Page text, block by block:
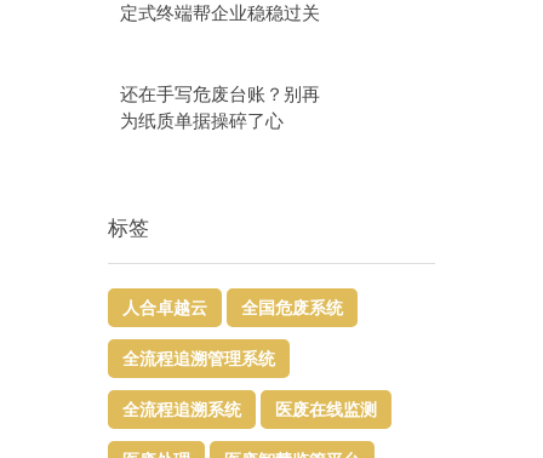
定式终端帮企业稳稳过关
还在手写危废台账？别再
为纸质单据操碎了心
标签
人合卓越云 全国危废系统
全流程追溯管理系统
全流程追溯系统 医废在线监测